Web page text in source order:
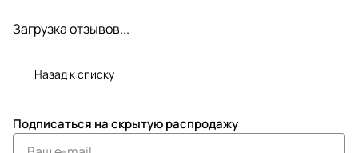
Загрузка отзывов...
Назад к списку
Подписаться на скрытую распродажу